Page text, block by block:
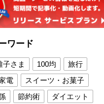
ワード
子さま 100均
旅行
電
スイーツ・お菓子
節約術
ダイエット